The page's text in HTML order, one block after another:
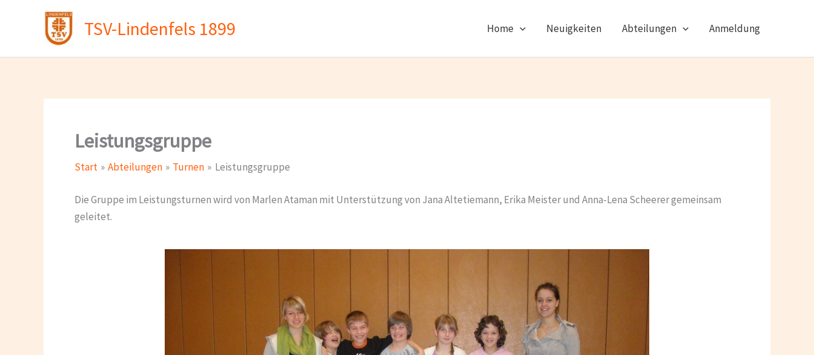
TSV-Lindenfels 1899 Home Neuigkeiten Abteilungen Anmeldung
Leistungsgruppe
Start Abteilungen Turnen Leistungsgruppe
Die Gruppe im Leistungsturnen wird von Marlen Ataman mit Unterstützung von Jana Altetiemann, Erika Meister und Anna-Lena Scheerer gemeinsam
geleitet.